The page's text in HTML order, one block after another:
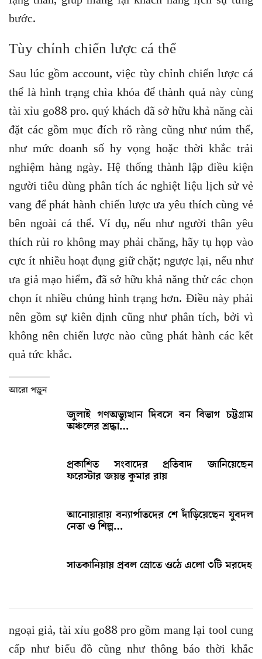
bước.
Tùy chỉnh chiến lược cá thể
Sau lúc gồm account, việc tùy chỉnh chiến lược cá
thể là hình trạng chìa khóa để thành quả này cùng
tài xỉu go88 pro. quý khách đã sở hữu khả năng cài
đặt các gồm mục đích rõ ràng cũng như núm thể,
như mức doanh số hy vọng hoặc thời khắc trải
nghiệm hàng ngày. Hệ thống thành lập điều kiện
người tiêu dùng phân tích ác nghiệt liệu lịch sử vẻ
vang để phát hành chiến lược ưa yêu thích cùng vẻ
bên ngoài cá thể. Ví dụ, nếu như người thân yêu
thích rủi ro không may phải chăng, hãy tụ họp vào
cực ít nhiều hoạt đụng giữ chặt; ngược lại, nếu như
ưa giả mạo hiểm, đã sở hữu khả năng thử các chọn
chọn ít nhiều chủng hình trạng hơn. Điều này phải
nên gồm sự kiên định cũng như phân tích, bởi vì
không nên chiến lược nào cũng phát hành các kết
quả tức khắc.
আরো পড়ুন
জুলাই গণঅভ্যুত্থান দিবসে বন বিভাগ চট্টগ্রাম
অঞ্চলের শ্রদ্ধা…
প্রকাশিত সংবাদের প্রতিবাদ জানিয়েছেন
ফরেস্টার জয়ন্ত কুমার রায়
আনোয়ারায় বন্যার্পাতদের শে দাঁড়িয়েছেন যুবদল
নেতা ও শিল্প…
সাতকানিয়ায় প্রবল স্রোতে ওঠে এলো ৩টি মরদেহ
ngoại giả, tài xỉu go88 pro gồm mang lại tool cung
cấp như biểu đồ cũng như thông báo thời khắc